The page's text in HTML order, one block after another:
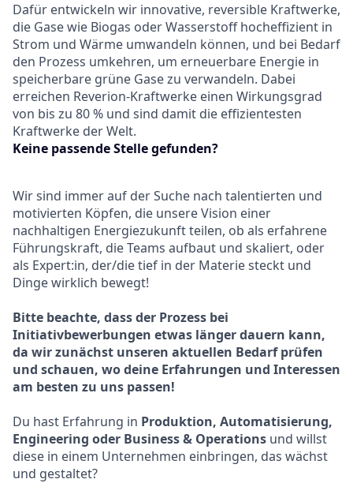
Dafür entwickeln wir innovative, reversible Kraftwerke,
die Gase wie Biogas oder Wasserstoff hocheffizient in
Strom und Wärme umwandeln können, und bei Bedarf
den Prozess umkehren, um erneuerbare Energie in
speicherbare grüne Gase zu verwandeln. Dabei
erreichen Reverion-Kraftwerke einen Wirkungsgrad
von bis zu 80 % und sind damit die effizientesten
Kraftwerke der Welt.
Keine passende Stelle gefunden?
Wir sind immer auf der Suche nach talentierten und
motivierten Köpfen, die unsere Vision einer
nachhaltigen Energiezukunft teilen, ob als erfahrene
Führungskraft, die Teams aufbaut und skaliert, oder
als Expert:in, der/die tief in der Materie steckt und
Dinge wirklich bewegt!
Bitte beachte, dass der Prozess bei
Initiativbewerbungen etwas länger dauern kann,
da wir zunächst unseren aktuellen Bedarf prüfen
und schauen, wo deine Erfahrungen und Interessen
am besten zu uns passen!
Du hast Erfahrung in Produktion, Automatisierung,
Engineering oder Business & Operations und willst
diese in einem Unternehmen einbringen, das wächst
und gestaltet?